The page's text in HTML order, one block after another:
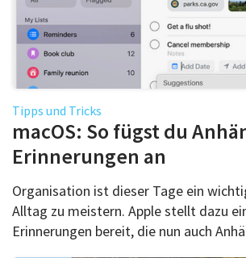
Tipps und Tricks
macOS: So fügst du
Erinnerungen an
Organisation ist dieser Tage ein
Alltag zu meistern. Apple stellt dazu
Erinnerungen bereit, die nun auch